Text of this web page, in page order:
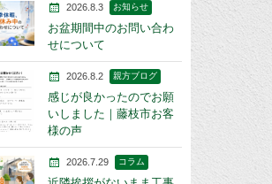
2026.8.3 お知らせ
お盆期間中のお問い合わ
せについて
2026.8.2 親方ブログ
感じが良かったのでお願
いしました｜藤枝市お客
様の声
2026.7.29 コラム